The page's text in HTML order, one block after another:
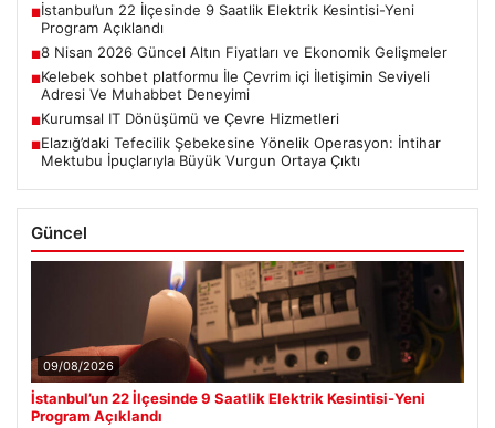
■İstanbul’un 22 İlçesinde 9 Saatlik Elektrik Kesintisi-Yeni
Program Açıklandı
■8 Nisan 2026 Güncel Altın Fiyatları ve Ekonomik Gelişmeler
■Kelebek sohbet platformu İle Çevrim içi İletişimin Seviyeli
Adresi Ve Muhabbet Deneyimi
■Kurumsal IT Dönüşümü ve Çevre Hizmetleri
■Elazığ’daki Tefecilik Şebekesine Yönelik Operasyon: İntihar
Mektubu İpuçlarıyla Büyük Vurgun Ortaya Çıktı
Güncel
09/08/2026
İstanbul’un 22 İlçesinde 9 Saatlik Elektrik Kesintisi-Yeni
Program Açıklandı